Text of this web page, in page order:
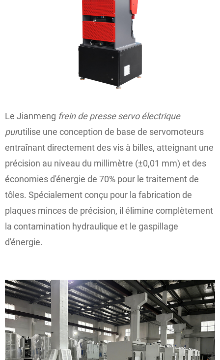
Le Jianmeng frein de presse servo électrique
purutilise une conception de base de servomoteurs
entraînant directement des vis à billes, atteignant une
précision au niveau du millimètre (±0,01 mm) et des
économies d'énergie de 70% pour le traitement de
tôles. Spécialement conçu pour la fabrication de
plaques minces de précision, il élimine complètement
la contamination hydraulique et le gaspillage
d'énergie.